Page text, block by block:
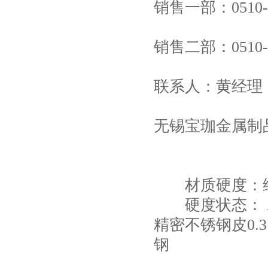
销售一部：
销售二部：
联系人：黄经理
无锡宝珈金属
材质硬度：
硬度状态：
精密不锈钢皮
钢